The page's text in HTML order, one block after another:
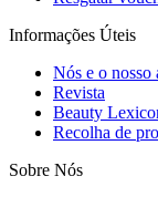
Informações Úteis
Nós e o nosso
Revista
Beauty
Recolha de
Sobre Nós